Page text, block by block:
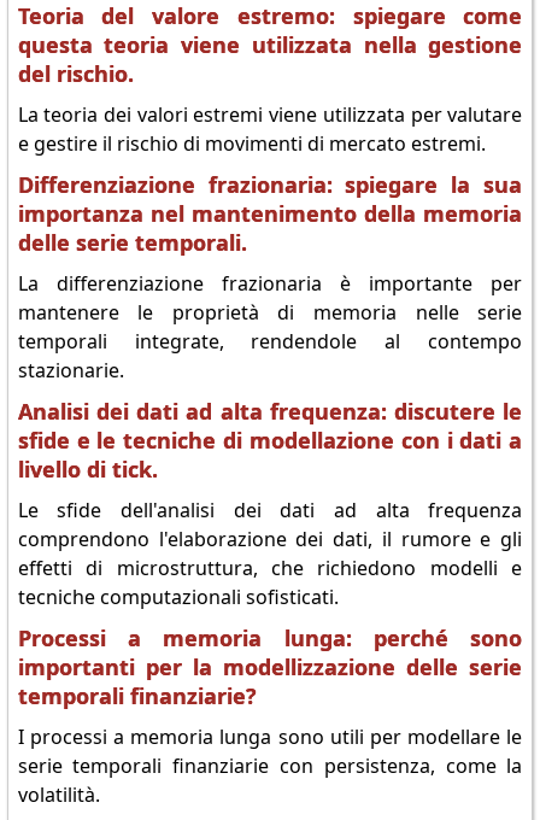
Teoria del valore estremo: spiegare come
questa teoria viene utilizzata nella gestione
del rischio.
La teoria dei valori estremi viene utilizzata per valutare
e gestire il rischio di movimenti di mercato estremi.
Differenziazione frazionaria: spiegare la sua
importanza nel mantenimento della memoria
delle serie temporali.
La differenziazione frazionaria è importante per
mantenere le proprietà di memoria nelle serie
temporali integrate, rendendole al contempo
stazionarie.
Analisi dei dati ad alta frequenza: discutere le
sfide e le tecniche di modellazione con i dati a
livello di tick.
Le sfide dell'analisi dei dati ad alta frequenza
comprendono l'elaborazione dei dati, il rumore e gli
effetti di microstruttura, che richiedono modelli e
tecniche computazionali sofisticati.
Processi a memoria lunga: perché sono
importanti per la modellizzazione delle serie
temporali finanziarie?
I processi a memoria lunga sono utili per modellare le
serie temporali finanziarie con persistenza, come la
volatilità.